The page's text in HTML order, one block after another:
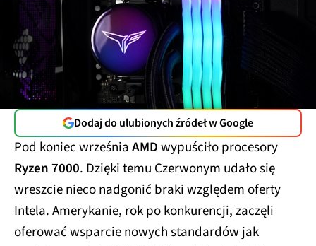
Dodaj do ulubionych źródeł w Google
Pod koniec wrześniaAMDwypuściło procesory
Ryzen 7000. Dzięki temu Czerwonym udało się
wreszcie nieco nadgonić braki względem oferty
Intela. Amerykanie, rok po konkurencji, zaczęli
oferować wsparcie nowych standardów jak